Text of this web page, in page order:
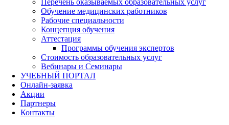
Перечень оказываемых образовательных услуг
Обучение медицинских работников
Рабочие специальности
Концепция обучения
Аттестация
Программы обучения экспертов
Стоимость образовательных услуг
Вебинары и Семинары
УЧЕБНЫЙ ПОРТАЛ
Онлайн-заявка
Акции
Партнеры
Контакты